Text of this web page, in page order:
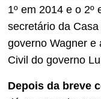
1º em 2014 e o 2º
secretário da
governo Wagner e
Civil do governo
Depois da breve